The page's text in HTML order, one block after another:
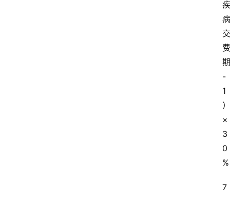
疾
病
交
费
期
-
1
）
×
3
0
%
7